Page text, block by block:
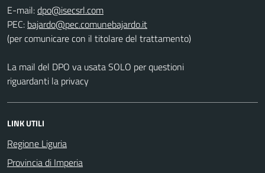
E-mail:
PEC:
(per comunicare con il titolare del trattamento)
La mail del DPO va usata SOLO per questioni
riguardanti la privacy
LINK UTILI
Regione Liguria
Provincia di Imperia